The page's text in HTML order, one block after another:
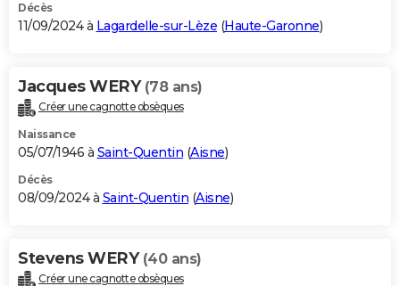
Décès
11/09/2024 à Lagardelle-sur-Lèze (Haute-Garonne)
Jacques WERY (78 ans)
Créer une cagnotte obsèques
Naissance
05/07/1946 à Saint-Quentin (Aisne)
Décès
08/09/2024 à Saint-Quentin (Aisne)
Stevens WERY (40 ans)
Créer une cagnotte obsèques